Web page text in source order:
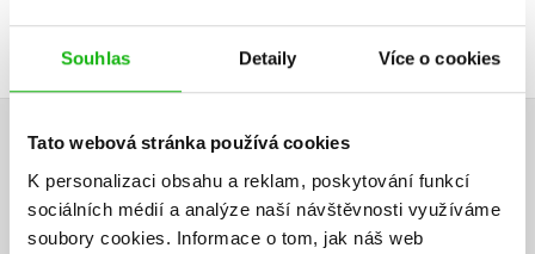
Souhlas Detaily Více o cookies
Tato webová stránka používá cookies
K personalizaci obsahu a reklam, poskytování funkcí
sociálních médií a analýze naší návštěvnosti využíváme
soubory cookies. Informace o tom, jak náš web
HODNOCENÍ ČTENÁŘŮ
V současné době nejsou vytvořena žádná uživatelská hodnocení.